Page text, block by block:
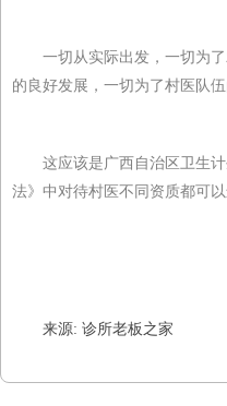
一切从实际出发，一切为
的良好发展，一切为了村医队伍
这应该是广西自治区卫生
法》中对待村医不同资质都可
来源: 诊所老板之家